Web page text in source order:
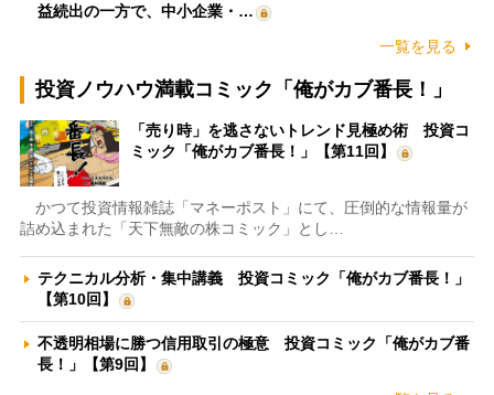
益続出の一方で、中小企業・…
一覧を見る
投資ノウハウ満載コミック「俺がカブ番長！」
「売り時」を逃さないトレンド見極め術 投資コ
ミック「俺がカブ番長！」【第11回】
かつて投資情報雑誌「マネーポスト」にて、圧倒的な情報量が
詰め込まれた「天下無敵の株コミック」とし…
テクニカル分析・集中講義 投資コミック「俺がカブ番長！」
【第10回】
不透明相場に勝つ信用取引の極意 投資コミック「俺がカブ番
長！」【第9回】